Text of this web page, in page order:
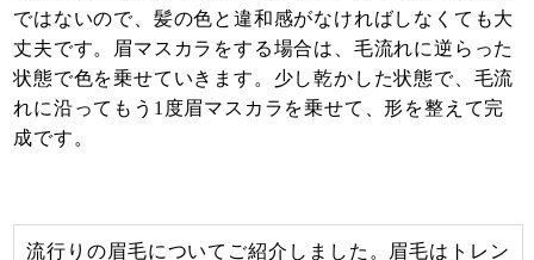
ではないので、髪の色と違和感がなければしなくても大
丈夫です。眉マスカラをする場合は、毛流れに逆らった
状態で色を乗せていきます。少し乾かした状態で、毛流
れに沿ってもう1度眉マスカラを乗せて、形を整えて完
成です。
流行りの眉毛についてご紹介しました。眉毛はトレン